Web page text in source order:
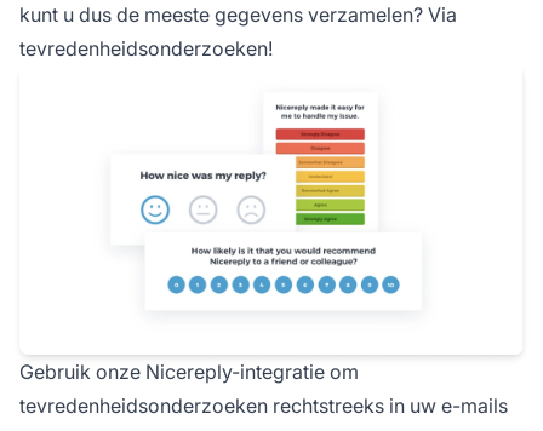
kunt u dus de meeste gegevens verzamelen? Via
tevredenheidsonderzoeken!
Gebruik onze Nicereply-integratie om
tevredenheidsonderzoeken rechtstreeks in uw e-mails